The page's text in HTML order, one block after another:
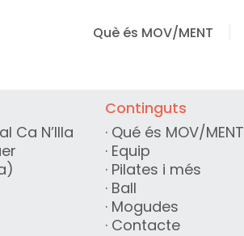
Què és MOV/MENT
Ca N’Illa
Continguts
· Qué és MOV/MENT
· Equip
· Pilates i més
· Ball
· Mogudes
· Contacte